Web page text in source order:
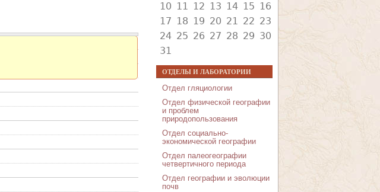
10 11 12 13 14 15 16
17 18 19 20 21 22 23
24 25 26 27 28 29 30
31
ОТДЕЛЫ И ЛАБОРАТОРИИ
Отдел гляциологии
Отдел физической географии
и проблем
природопользования
Отдел социально-
экономической географии
Отдел палеогеографии
четвертичного периода
Отдел географии и эволюции
почв